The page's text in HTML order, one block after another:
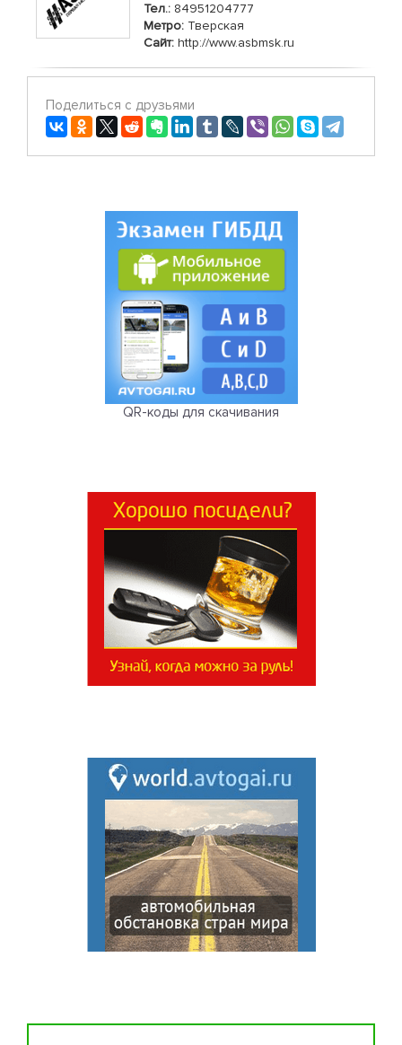
Тел.: 84951204777
Метро: Тверская
Сайт: http://www.asbmsk.ru
Поделиться с друзьями
QR-коды для скачивания